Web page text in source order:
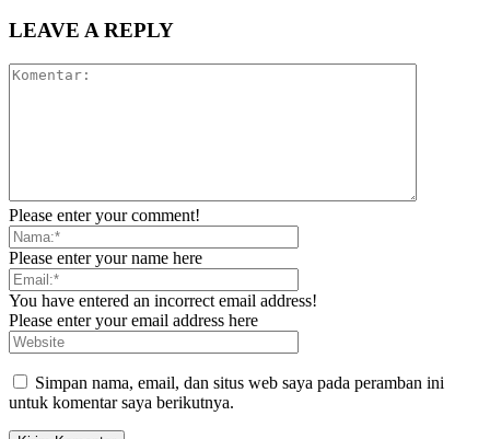
LEAVE A REPLY
Please enter your comment!
Please enter your name here
You have entered an incorrect email address!
Please enter your email address here
Simpan nama, email, dan situs web saya pada peramban ini
untuk komentar saya berikutnya.